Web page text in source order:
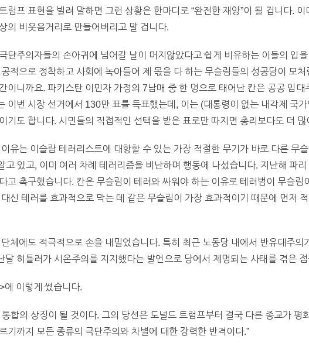
럼프 표현을 빌려 말하면 그런 상황은 한마디로 “완전한 재앙”이 될 겁니다.
의 비웃음거리로 만들어버리고 말 겁니다.
단주의자들의 손아귀에 넘어갈 날이 머지않았다고 쉽게 비유하는 이들의 입
적으로 정착하고 사회에 녹아들어 제 몫을 다 하는 무슬림들의 성공담이 모
이니까요. 파키스탄 이민자 가정의 7남매 중 한 명으로 태어난 칸은 공공 임
이번 시장 선거에서 130만 표를 득표했는데, 이는 (대통령이 없는 내각제 국
기도 합니다. 시민들의 직접적인 선택을 받은 표로만 따지면 총리보다도 더 많
유는 이슬람 테러리스트에 대항할 수 있는 가장 적절한 무기가 바로 다른 무
고 있고, 이미 여러 차례 테러리즘을 비난하며 행동에 나섰습니다. 지난해 파
고 촉구했습니다. 칸은 무슬림이 테러와 싸워야 하는 이유로 테러범이 무슬림
신 테러를 효과적으로 막는 데 같은 무슬림이 가장 효과적이기 때문에 먼저
체에도 적극적으로 손을 내밀었습니다. 특히 최근 노동당 내에서 반유대주의
달 히틀러가 시온주의를 지지했다는 발언으로 당에서 제명되는 사태를 겪은
에 이렇게 썼습니다.
합의 상징이 될 것이다. 그의 당선은 도널드 트럼프부터 결국 다른 종교가 평
기까지 모든 종류의 극단주의와 차별에 대한 강력한 반격이다.”